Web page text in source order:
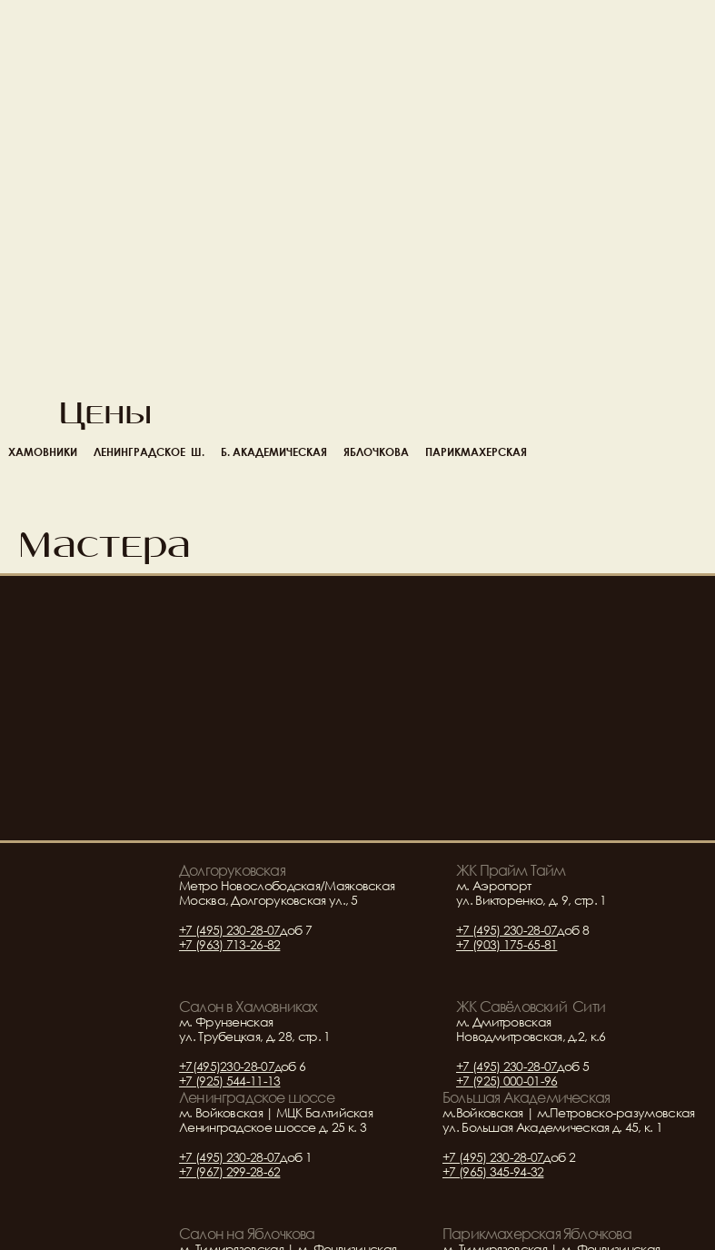
Цены
ХАМОВНИКИ ЛЕНИНГРАДСКОЕ  Ш. Б. АКАДЕМИЧЕСКАЯ ЯБЛОЧКОВА ПАРИКМАХЕРСКАЯ
Мастера
Долгоруковская
Метро Новослободская/Маяковская
Москва, Долгоруковская ул., 5
+7 (495) 230-28-07доб 7
+7 (963) 713-26-82
ЖК Прайм Тайм
м. Аэропорт
ул. Викторенко, д. 9, стр. 1
+7 (495) 230-28-07доб 8
+7 (903) 175-65-81
Салон в Хамовниках
м. Фрунзенская
ул. Трубецкая, д. 28, стр. 1
+7(495)230-28-07доб 6
+7 (925) 544-11-13
ЖК Савёловский  Сити
м. Дмитровская
Новодмитровская, д.2, к.6
+7 (495) 230-28-07доб 5
+7 (925) 000-01-96
Ленинградское шоссе
м. Войковская | МЦК Балтийская
Ленинградское шоссе д. 25 к. 3
+7 (495) 230-28-07доб 1
+7 (967) 299-28-62
Большая Академическая
м.Войковская | м.Петровско-разумовская
ул. Большая Академическая д. 45, к. 1
+7 (495) 230-28-07доб 2
+7 (965) 345-94-32
Салон на Яблочкова Парикмахерская Яблочкова